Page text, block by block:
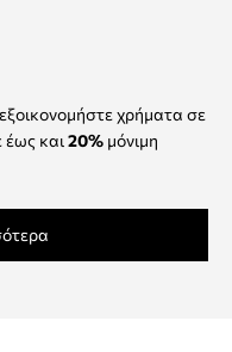
χρήματα σε
έως και 20% μόνιμη